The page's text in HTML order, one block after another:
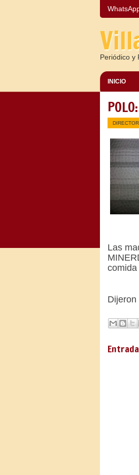
Periódico y
INICIO
Las